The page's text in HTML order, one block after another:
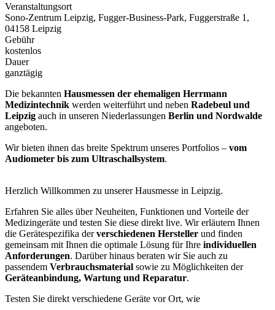
Veranstaltungsort
Sono-Zentrum Leipzig, Fugger-Business-Park, Fuggerstraße 1,
04158 Leipzig
Gebühr
kostenlos
Dauer
ganztägig
Die bekannten Hausmessen der ehemaligen Herrmann
Medizintechnik werden weiterführt und neben Radebeul und
Leipzig auch in unseren Niederlassungen Berlin und Nordwalde
angeboten.
Wir bieten ihnen das breite Spektrum unseres Portfolios – vom
Audiometer bis zum Ultraschallsystem.
Herzlich Willkommen zu unserer Hausmesse in Leipzig.
Erfahren Sie alles über Neuheiten, Funktionen und Vorteile der
Medizingeräte und testen Sie diese direkt live. Wir erläutern Ihnen
die Gerätespezifika derverschiedenen Hersteller und finden
gemeinsam mit Ihnen die optimale Lösung für Ihre individuellen
Anforderungen. Darüber hinaus beraten wir Sie auch zu
passendem Verbrauchsmaterial sowie zu Möglichkeiten der
Geräteanbindung, Wartung und Reparatur.
Testen Sie direkt verschiedene Geräte vor Ort, wie